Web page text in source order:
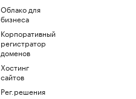
Облако для
бизнеса
Корпоративный
регистратор
доменов
Хостинг
сайтов
Рег.решения